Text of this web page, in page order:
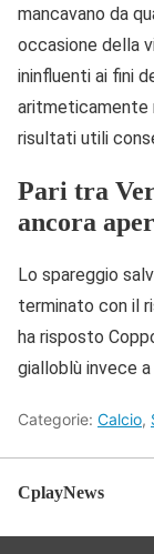
mancavano da
occasione della
ininfluenti ai fini
aritmeticamente
risultati utili
Pari tra
ancora
Lo spareggio
terminato con il
ha risposto
gialloblù invece
Categorie: Calcio,
CplayNews